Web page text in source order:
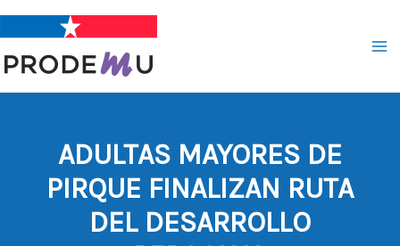
contenido
ADULTAS MAYORES DE
PIRQUE FINALIZAN RUTA
DEL DESARROLLO